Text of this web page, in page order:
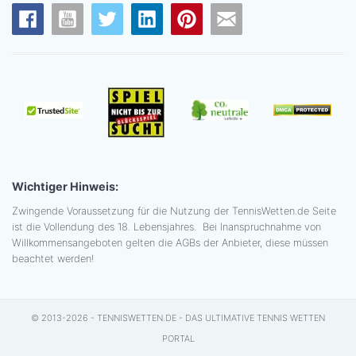
Wichtiger Hinweis:
Zwingende Voraussetzung für die Nutzung der TennisWetten.de Seite
ist die Vollendung des 18. Lebensjahres. Bei Inanspruchnahme von
Willkommensangeboten gelten die AGBs der Anbieter, diese müssen
beachtet werden!
© 2013-2026 - TENNISWETTEN.DE - DAS ULTIMATIVE TENNIS WETTEN
PORTAL